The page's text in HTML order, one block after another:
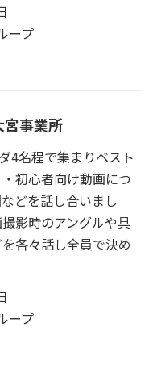
ープ
事業所
4名程で集まりベスト
初心者向け動画につ
どを話し合いまし
影時のアングルや具
各々話し全員で決め
ープ